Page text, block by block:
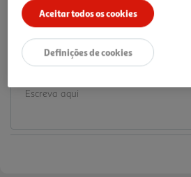
7,99 €
Notas de preparação
Aceitar todos os cookies
Definições de cookies